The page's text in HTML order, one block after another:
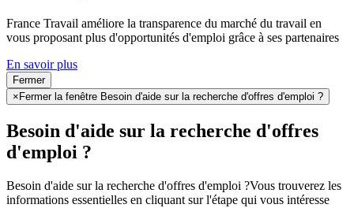
France Travail améliore la transparence du marché du travail en
vous proposant plus d'opportunités d'emploi grâce à ses partenaires
En savoir plus
Fermer
× Fermer la fenêtre Besoin d'aide sur la recherche d'offres d'emploi ?
Besoin d'aide sur la recherche d'offres
d'emploi ?
Besoin d'aide sur la recherche d'offres d'emploi ?Vous trouverez les
informations essentielles en cliquant sur l'étape qui vous intéresse